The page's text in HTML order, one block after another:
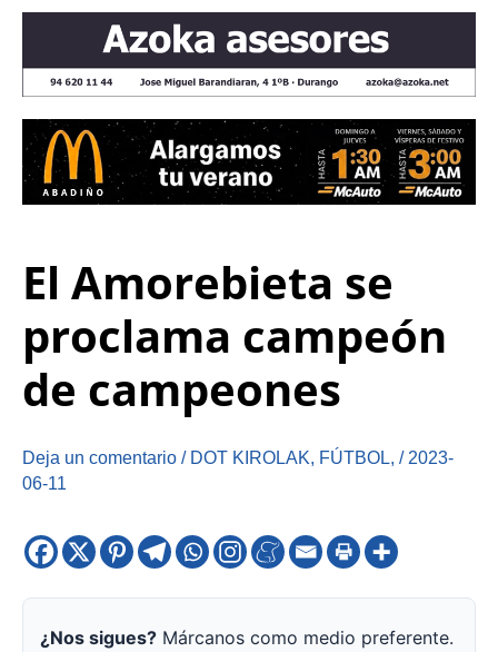
El Amorebieta se
proclama campeón
de campeones
Deja un comentario / DOT KIROLAK, FÚTBOL, / 2023-
06-11
¿Nos sigues? Márcanos como medio preferente.